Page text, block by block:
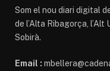
Som el nou diari digital
de l’Alta Ribagorça,
Sobirà.
Email :